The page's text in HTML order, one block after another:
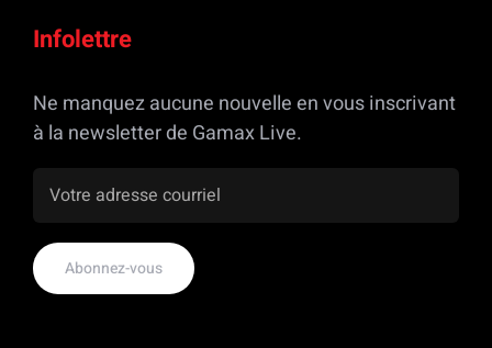
Infolettre
Ne manquez aucune nouvelle en vous inscrivant
à la newsletter de Gamax Live.